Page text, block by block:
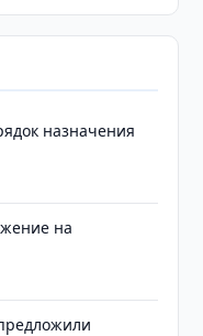
назначения
на